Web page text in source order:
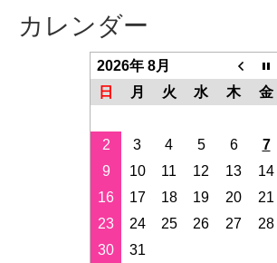
カレンダー
2026年 8月
日
月 火 水 木 金
2
3 4 5 6 7
9
10 11 12 13 14
16
17 18 19 20 21
23
24 25 26 27 28
30
31